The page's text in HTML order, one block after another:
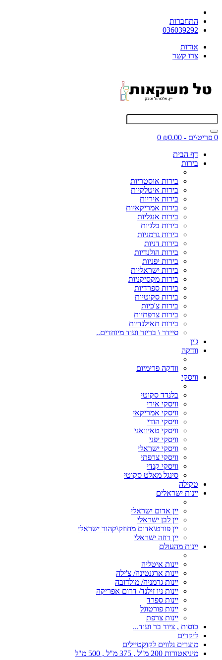
התחברות
036039292
אודות
צרו קשר
0 פריט\ים - ₪0.00
0
דף הבית
בירות
בירות אוסטריות
בירות איטלקיות
בירות איריות
בירות אמריקאיות
בירות אנגליות
בירות בלגיות
בירות גרמניות
בירות דניות
בירות הולנדיות
בירות יפניות
בירות ישראליות
בירות מקסיקניות
בירות ספרדיות
בירות סקוטיות
בירות צ'כיות
בירות צרפתיות
בירות תאילנדיות
סיידר \ בריזר ועוד מיוחדים..
ג'ין
וודקה
וודקה פרימיום
וויסקי
בלנדד סקוטי
וויסקי אירי
וויסקי אמריקאי
וויסקי הודי
וויסקי טאיוואני
וויסקי יפני
וויסקי ישראלי
וויסקי צרפתי
וויסקי קנדי
סינגל מאלט סקוטי
טקילה
יינות ישראלים
יין אדום ישראלי
יין לבן ישראלי
יין פורט\אדום מחוזק\קהור ישראלי
יין רוזה ישראלי
יינות מהעולם
יינות איטליה
יינות ארגנטינה/ צ'ילה
יינות גרמניה/ מולדובה
יינות ניו זילנד/ דרום אפריקה
יינות ספרד
יינות פורטוגל
יינות צרפת
כוסות , ציוד בר ועוד...
ליקרים
מוצרים נלווים לקוקטיילים
מיניאטורות 200 מ"ל , 375 מ"ל , 500 מ"ל